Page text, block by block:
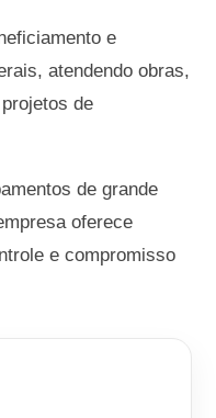
e
atendendo obras,
de
de grande
oferece
e compromisso